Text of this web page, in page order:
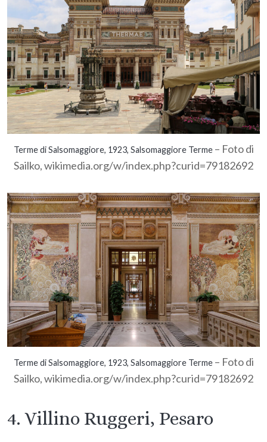
Terme di Salsomaggiore, 1923, Salsomaggiore Terme – Foto di
Sailko, wikimedia.org/w/index.php?curid=79182692
Terme di Salsomaggiore, 1923, Salsomaggiore Terme – Foto di
Sailko, wikimedia.org/w/index.php?curid=79182692
4. Villino Ruggeri, Pesaro